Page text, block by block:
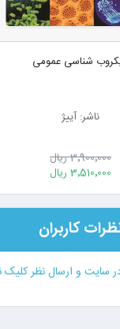
شناسی عمومی
ناشر: آییژ
3٬900٬000 ریال
3٬510٬000 ریال
کاربران
و ارسال نظر کلیک